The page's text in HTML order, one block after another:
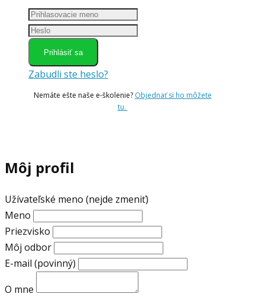
Prihlásiť sa
Zabudli ste heslo?
Nemáte ešte naše e-školenie? Objednať si ho môžete
tu.
Môj profil
Užívateľské meno (nejde zmeniť)
Meno
Priezvisko
Môj odbor
E-mail (povinný)
O mne